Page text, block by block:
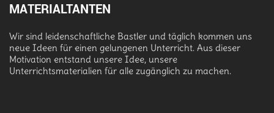
MATERIALTANTEN
Wir sind leidenschaftliche Bastler und täglich kommen uns
neue Ideen für einen gelungenen Unterricht. Aus dieser
Motivation entstand unsere Idee, unsere
Unterrichtsmaterialien für alle zugänglich zu machen.